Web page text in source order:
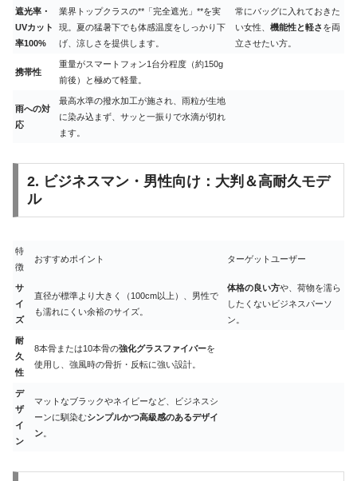
遮光率・
UVカット
率100%
業界トップクラスの**「完全遮光」**を実
現。夏の猛暑下でも体感温度をしっかり下
げ、涼しさを提供します。
常にバッグに入れておきた
い女性、 機能性と軽さ を両
立させたい方。
携帯性
重量がスマートフォン1台分程度（約150g
前後）と極めて軽量。
雨への対
応
最高水準の撥水加工が施され、雨粒が生地
に染み込まず、サッと一振りで水滴が切れ
ます。
2. ビジネスマン・男性向け：大判＆高耐久モデ
ル
特
徴
おすすめポイント ターゲットユーザー
サ
イ
ズ
直径が標準より大きく（100cm以上）、男性で
も濡れにくい余裕のサイズ。
体格の良い方や、荷物を濡ら
したくないビジネスパーソ
ン。
耐
久
性
8本骨または10本骨の強化グラスファイバーを
使用し、強風時の骨折・反転に強い設計。
デ
ザ
イ
ン
マットなブラックやネイビーなど、ビジネスシ
ーンに馴染むシンプルかつ高級感のあるデザイ
ン